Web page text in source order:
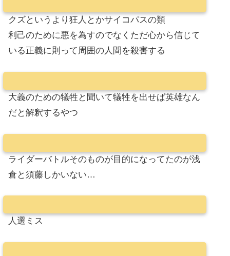
クズというより狂人とかサイコパスの類
利己のために悪を為すのでなくただ心から信じて
いる正義に則って周囲の人間を殺害する
大義のための犠牲と聞いて犠牲を出せば英雄なん
だと解釈するやつ
ライダーバトルそのものが目的になってたのが浅
倉と須藤しかいない…
人選ミス